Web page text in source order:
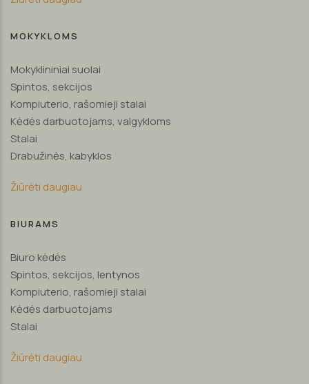
MOKYKLOMS
Mokyklininiai suolai
Spintos, sekcijos
Kompiuterio, rašomieji stalai
Kėdės darbuotojams, valgykloms
Stalai
Drabužinės, kabyklos
Žiūrėti daugiau
BIURAMS
Biuro kėdės
Spintos, sekcijos, lentynos
Kompiuterio, rašomieji stalai
Kėdės darbuotojams
Stalai
Žiūrėti daugiau